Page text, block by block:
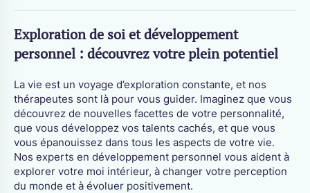
Exploration de soi et développement
personnel : découvrez votre plein potentiel
La vie est un voyage d’exploration constante, et nos
thérapeutes sont là pour vous guider. Imaginez que vous
découvrez de nouvelles facettes de votre personnalité,
que vous développez vos talents cachés, et que vous
vous épanouissez dans tous les aspects de votre vie.
Nos experts en développement personnel vous aident à
explorer votre moi intérieur, à changer votre perception
du monde et à évoluer positivement.